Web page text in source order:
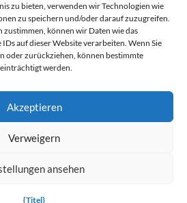
zu bieten, verwenden wir Technologien wie
zu speichern und/oder darauf zuzugreifen.
zustimmen, können wir Daten wie das
auf dieser Website verarbeiten. Wenn Sie
oder zurückziehen, können bestimmte
werden.
Akzeptieren
Verweigern
ansehen
{Titel}
Free Games
UPDATES
All rights reserved
Settings